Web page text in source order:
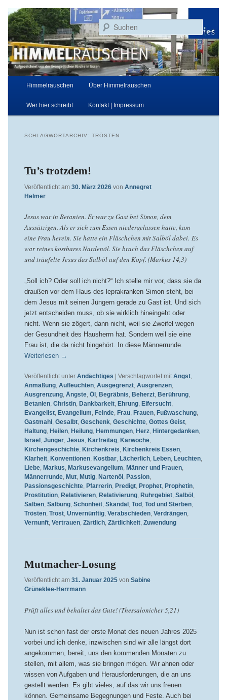
primären
Inhalt
springen
sekundären
Inhalt
springen
Himmelrauschen
Aufgezeichnet von der Evangelischen Kirche in Essen
Hauptmenü
Himmelrauschen Über Himmelrauschen
Wer hier schreibt Kontakt | Impressum
SCHLAGWORTARCHIV: TRÖSTEN
Tu’s trotzdem!
Veröffentlicht am 30. März 2026 von Annegret
Helmer
Jesus war in Betanien. Er war zu Gast bei Simon, dem
Aussätzigen. Als er sich zum Essen niedergelassen hatte, kam
eine Frau herein. Sie hatte ein Fläschchen mit Salböl dabei. Es
war reines kostbares Nardenöl. Sie brach das Fläschchen auf
und träufelte Jesus das Salböl auf den Kopf. (Markus 14,3)
„Soll ich? Oder soll ich nicht?“ Ich stelle mir vor, dass sie da
draußen vor dem Haus des leprakranken Simon steht, bei
dem Jesus mit seinen Jüngern gerade zu Gast ist. Und sich
jetzt entscheiden muss, ob sie wirklich hineingeht oder
nicht. Wenn sie zögert, dann nicht, weil sie Zweifel wegen
der Gesundheit des Hausherrn hat. Sondern weil sie eine
Frau ist, die da nicht hingehört. In diese Männerrunde.
Weiterlesen →
Veröffentlicht unter Andächtiges Verschlagwortet mit Angst,
Anmaßung, Aufleuchten, Ausgegrenzt, Ausgrenzen,
Ausgrenzung, Ängste, Öl , Begräbnis, Beherzt, Berührung,
Betanien, Christin, Dankbarkeit, Ehrung, Eifersucht,
Evangelist, Evangelium, Feinde, Frau, Frauen, Fußwaschung,
Gastmahl , Gesalbt, Geschenk, Geschichte, Gottes Geist,
Haltung, Heilen, Heilung, Hemmungen, Herz, Hintergedanken,
Israel , Jünger, Jesus, Karfreitag, Karwoche,
Kirchengeschichte, Kirchenkreis, Kirchenkreis Essen,
Klarheit, Konventionen, Kostbar, Lächerlich, Leben, Leuchten,
Liebe, Markus, Markusevangelium, Männer und Frauen,
Männerrunde, Mut, Mutig, Nartenöl , Passion,
Passionsgeschichte, Pfarrerin, Predigt, Prophet, Prophetin,
Prostitution, Relativieren, Relativierung, Ruhrgebiet, Salböl ,
Salben, Salbung, Schönheit, Skandal , Tod , Tod und Sterben,
Trösten, Trost, Unvernünftig, Verabschieden, Verdrängen,
Vernunft, Vertrauen, Zärtlich, Zärtlichkeit, Zuwendung
Mutmacher-Losung
Veröffentlicht am 31. Januar 2025 von Sabine
Grüneklee-Herrmann
Prüft alles und behaltet das Gute! (Thessalonicher 5,21)
Nun ist schon fast der erste Monat des neuen Jahres 2025
vorbei und ich denke, inzwischen sind wir alle längst dort
angekommen, bereit, uns den kommenden Monaten zu
stellen, mit allem, was sie bringen mögen. Wir ahnen oder
wissen von Aufgaben und Herausforderungen, die an uns
gestellt werden. Es gibt vieles, auf das wir uns freuen
können. Gemeinsame Begegnungen und Feste. Auch bei